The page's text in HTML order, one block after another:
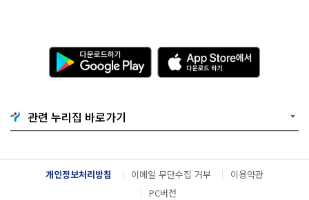
다
운
로
기
G
o
g
l
e
A
p
p
e
서
다
운
관련 누리집 바로가기
개인정보처리방침 이메일 무단수집 거부
이용약관
PC버전